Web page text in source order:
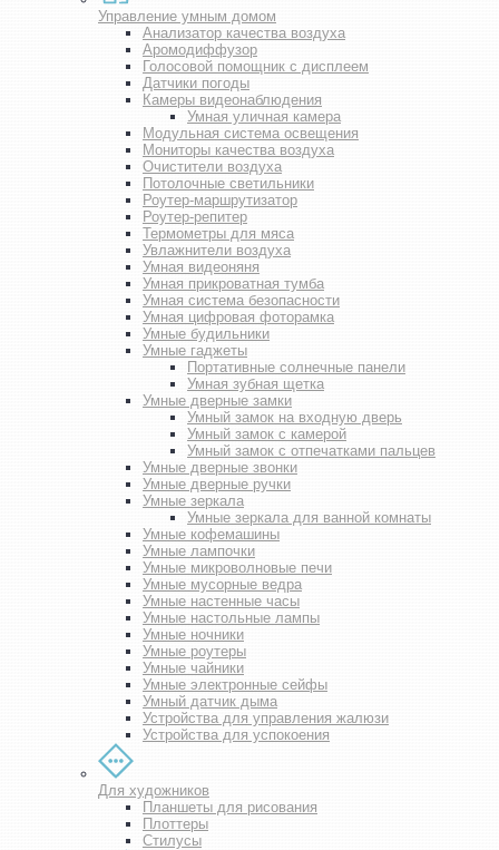
Управление умным домом
Анализатор качества воздуха
Аромодиффузор
Голосовой помощник с дисплеем
Датчики погоды
Камеры видеонаблюдения
Умная уличная камера
Модульная система освещения
Мониторы качества воздуха
Очистители воздуха
Потолочные светильники
Роутер-маршрутизатор
Роутер-репитер
Термометры для мяса
Увлажнители воздуха
Умная видеоняня
Умная прикроватная тумба
Умная система безопасности
Умная цифровая фоторамка
Умные будильники
Умные гаджеты
Портативные солнечные панели
Умная зубная щетка
Умные дверные замки
Умный замок на входную дверь
Умный замок с камерой
Умный замок с отпечатками пальцев
Умные дверные звонки
Умные дверные ручки
Умные зеркала
Умные зеркала для ванной комнаты
Умные кофемашины
Умные лампочки
Умные микроволновые печи
Умные мусорные ведра
Умные настенные часы
Умные настольные лампы
Умные ночники
Умные роутеры
Умные чайники
Умные электронные сейфы
Умный датчик дыма
Устройства для управления жалюзи
Устройства для успокоения
Для художников
Планшеты для рисования
Плоттеры
Стилусы